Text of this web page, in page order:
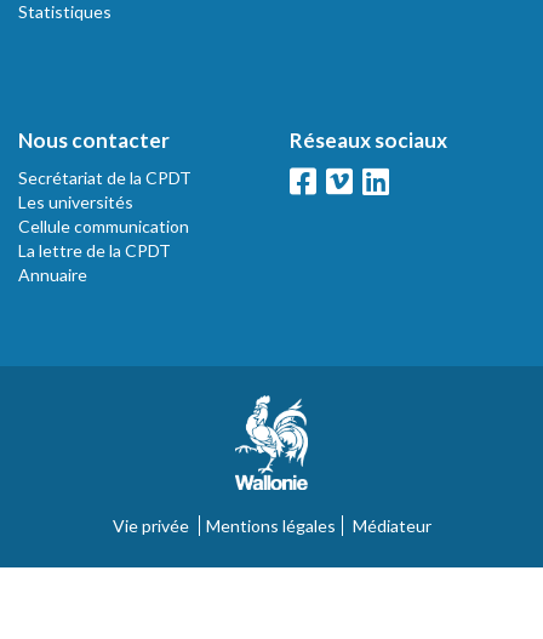
Statistiques
Nous contacter
Secrétariat de la CPDT
Les universités
Cellule communication
La lettre de la CPDT
Annuaire
Réseaux sociaux
Vie privée Mentions légales Médiateur